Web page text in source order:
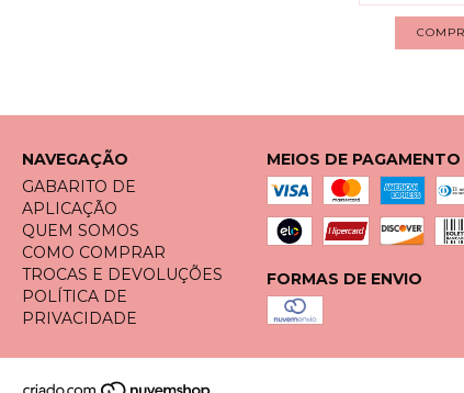
NAVEGAÇÃO
GABARITO DE
APLICAÇÃO
QUEM SOMOS
COMO COMPRAR
TROCAS E DEVOLUÇÕES
POLÍTICA DE
PRIVACIDADE
MEIOS DE PAGAMENTO
FORMAS DE ENVIO